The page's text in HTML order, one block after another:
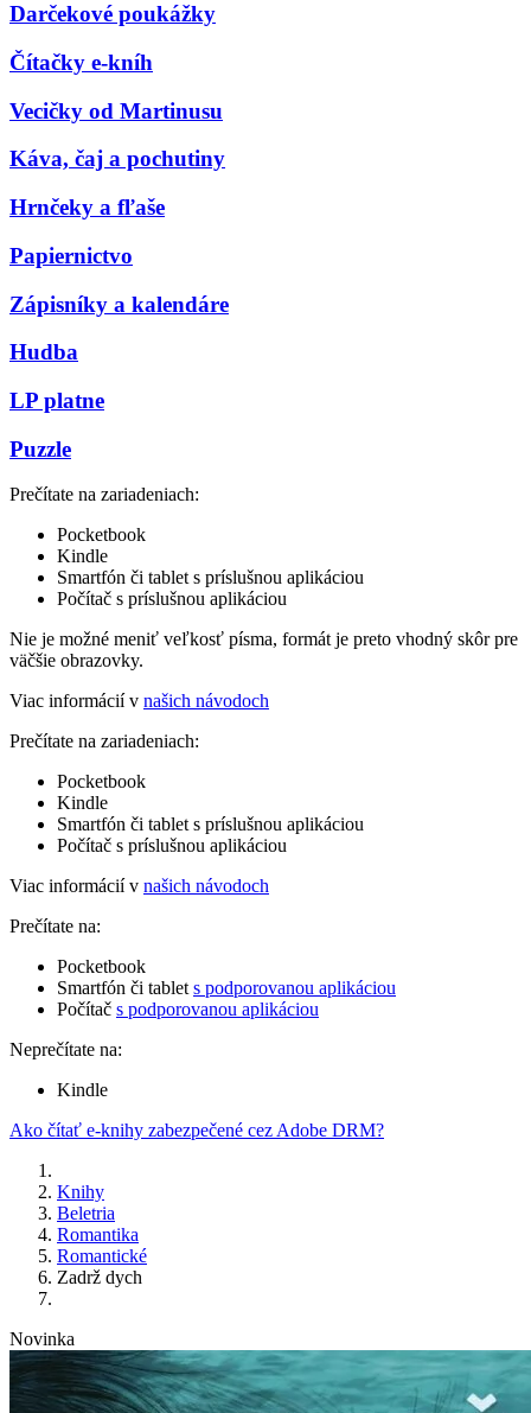
Darčekové poukážky
Čítačky e-kníh
Vecičky od Martinusu
Káva, čaj a pochutiny
Hrnčeky a fľaše
Papiernictvo
Zápisníky a kalendáre
Hudba
LP platne
Puzzle
Prečítate na zariadeniach:
Pocketbook
Kindle
Smartfón či tablet s príslušnou aplikáciou
Počítač s príslušnou aplikáciou
Nie je možné meniť veľkosť písma, formát je preto vhodný skôr pre
väčšie obrazovky.
Viac informácií v našich návodoch
Prečítate na zariadeniach:
Pocketbook
Kindle
Smartfón či tablet s príslušnou aplikáciou
Počítač s príslušnou aplikáciou
Viac informácií v našich návodoch
Prečítate na:
Pocketbook
Smartfón či tablet s podporovanou aplikáciou
Počítač s podporovanou aplikáciou
Neprečítate na:
Kindle
Ako čítať e-knihy zabezpečené cez Adobe DRM?
Knihy
Beletria
Romantika
Romantické
Zadrž dych
Novinka